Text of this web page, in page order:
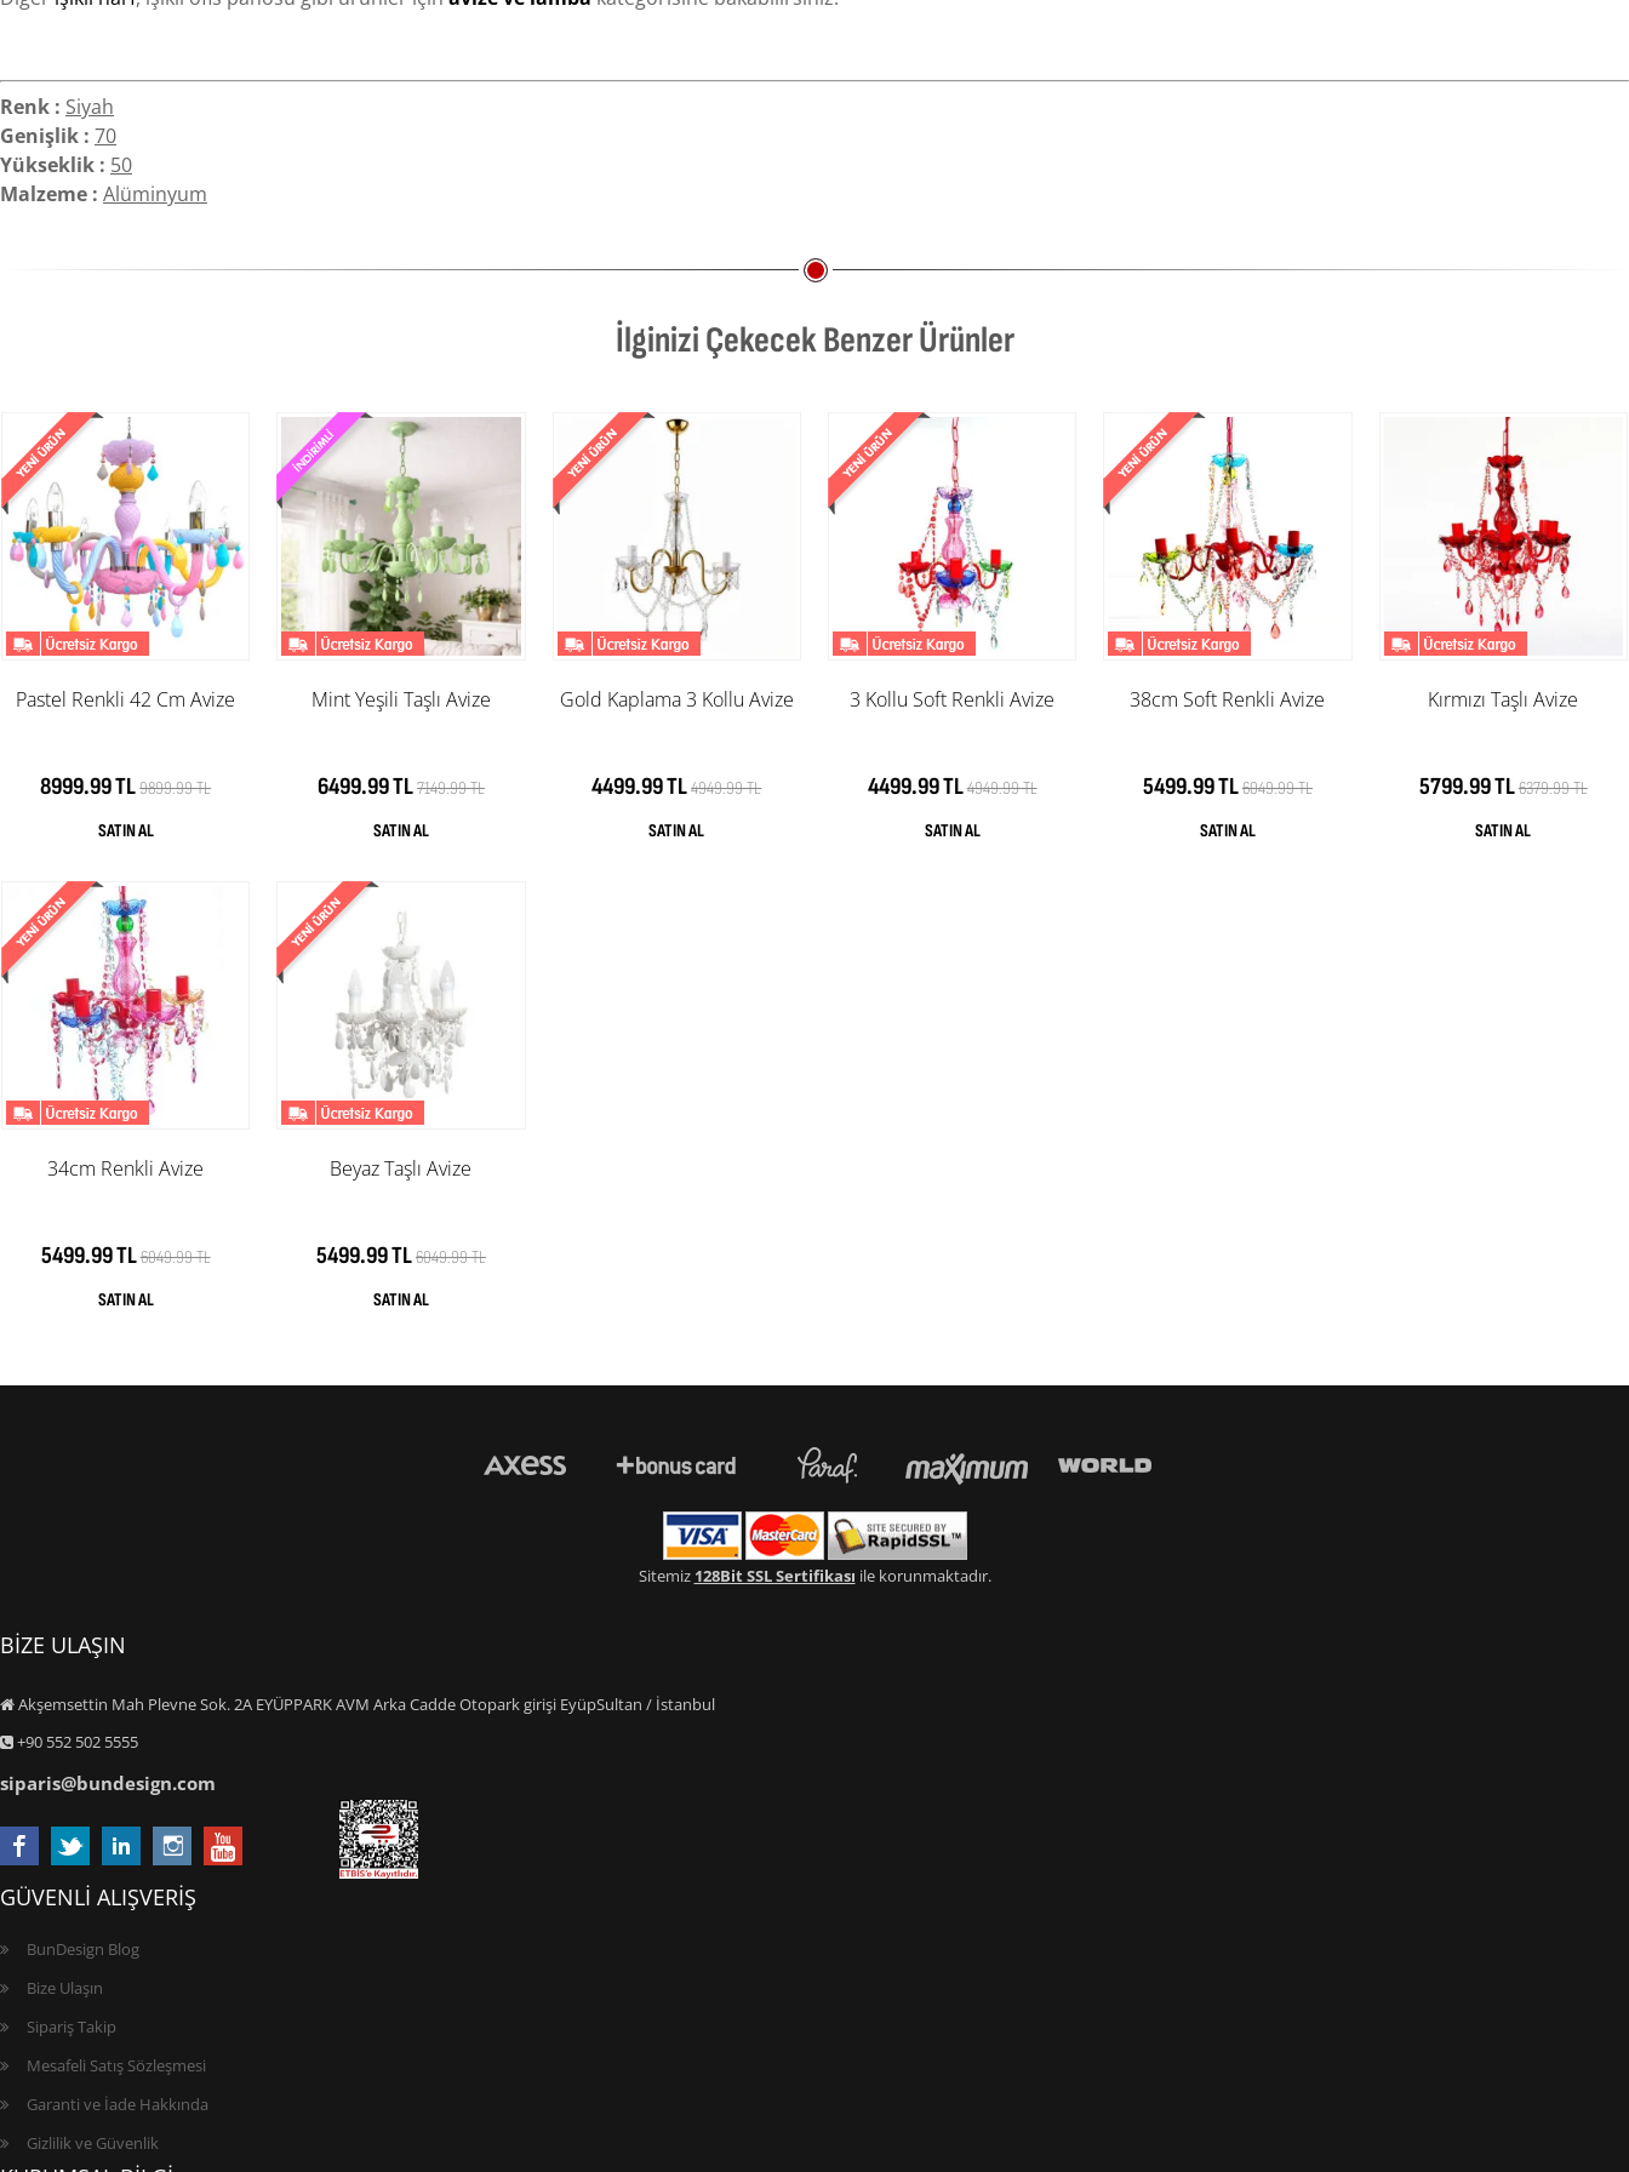
Renk : Siyah
Genişlik : 70
Yükseklik : 50
Malzeme : Alüminyum
İlginizi Çekecek Benzer Ürünler
Pastel Renkli 42 Cm Avize
8999.99 TL9899.99 TL
Mint Yeşili Taşlı Avize
6499.99 TL7149.99 TL
Gold Kaplama 3 Kollu Avize
4499.99 TL4949.99 TL
3 Kollu Soft Renkli Avize
4499.99 TL4949.99 TL
38cm Soft Renkli Avize
5499.99 TL6049.99 TL
Kırmızı Taşlı Avize
5799.99 TL6379.99 TL
34cm Renkli Avize
5499.99 TL6049.99 TL
Beyaz Taşlı Avize
5499.99 TL6049.99 TL
Sitemiz 128Bit SSL Sertifikası ile korunmaktadır.
BİZE ULAŞIN
Akşemsettin Mah Plevne Sok. 2A EYÜPPARK AVM Arka Cadde Otopark girişi EyüpSultan / İstanbul
+90 552 502 5555
siparis@bundesign.com
GÜVENLİ ALIŞVERİŞ
BunDesign Blog
Bize Ulaşın
Sipariş Takip
Mesafeli Satış Sözleşmesi
Garanti ve İade Hakkında
Gizlilik ve Güvenlik